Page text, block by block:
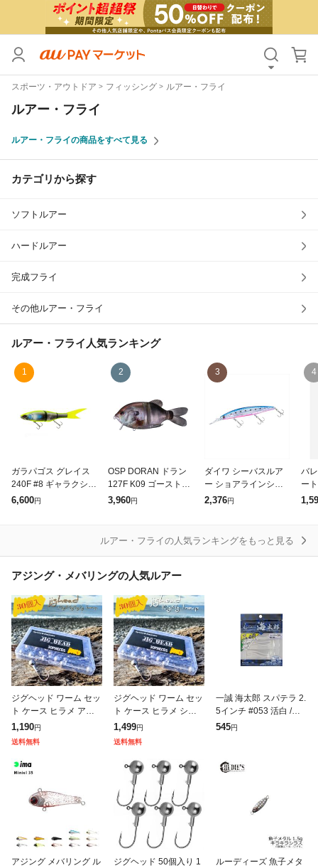
スポーツ・アウトドア フィッシング ルアー・フライ
ルアー・フライ
ルアー・フライの商品をすべて見る
カテゴリから探す
ソフトルアー
ハードルアー
完成フライ
その他ルアー・フライ
ルアー・フライ 人気ランキング
1
ガラパゴス グレイス
240F #8 ギャラクシー
【釣具 釣り具】
6,600円
2
OSP DORAN ドラン
127F K09 ゴーストリ
アルギル
3,960円
3
ダイワ シーバスルア
ー ショアラインシャ
イナーZ セットアッパ
ピンイワシ
2,376円
4
バ
ー
コ
ルアー・フライの人気ランキングをもっと見る
アジング・メバリングの人気ルアー
ジグヘッド ワーム セッ
ト ケース ヒラメ アジ
ング ロックフィッシュ
シーバス メバリング カ
重さ
1,190円
送料無料
ジグヘッド ワーム セッ
ト ケース ヒラメ シー
バス アジング ロックフ
ィッシュ メバリング カ
重さ
1,499円
送料無料
一誠 海太郎 スパテラ 2.
5インチ #053 活白 /メ
バリング アジング ワー
545円
アジング メバリング ル
ジグヘッド 50個入り 1
ルーディーズ 魚子メタ
カテゴリ すべて
価格
Pontaパス特典対象すべて
サンキュー配送対象
除外ワード